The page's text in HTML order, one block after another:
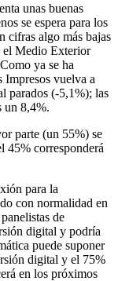
unas buenas
se espera para los
cifras algo más bajas
el Medio Exterior
ya se ha
Impresos vuelva a
parados (-5,1%); las
un 8,4%.
parte (un 55%) se
45% corresponderá
para la
con normalidad en
de
digital y podría
puede suponer
digital y el 75%
en los próximos